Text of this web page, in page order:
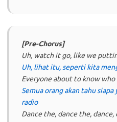
[Pre-Chorus]
Uh, watch it go, like we
Uh, lihat itu, seperti kita
Everyone about to know
Semua orang akan tahu
radio
Dance the, dance the, dance,